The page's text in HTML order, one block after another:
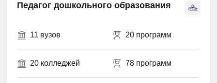
Педагог дошкольного образования
11 вузов 20 программ
20 колледжей 78 программ